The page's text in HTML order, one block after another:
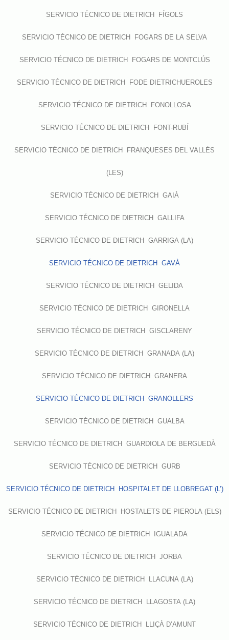
SERVICIO TÉCNICO DE DIETRICH FÍGOLS
SERVICIO TÉCNICO DE DIETRICH FOGARS DE LA SELVA
SERVICIO TÉCNICO DE DIETRICH FOGARS DE MONTCLÚS
SERVICIO TÉCNICO DE DIETRICH FODE DIETRICHUEROLES
SERVICIO TÉCNICO DE DIETRICH FONOLLOSA
SERVICIO TÉCNICO DE DIETRICH FONT-RUBÍ
SERVICIO TÉCNICO DE DIETRICH FRANQUESES DEL VALLÈS
(LES)
SERVICIO TÉCNICO DE DIETRICH GAIÀ
SERVICIO TÉCNICO DE DIETRICH GALLIFA
SERVICIO TÉCNICO DE DIETRICH GARRIGA (LA)
SERVICIO TÉCNICO DE DIETRICH GAVÀ
SERVICIO TÉCNICO DE DIETRICH GELIDA
SERVICIO TÉCNICO DE DIETRICH GIRONELLA
SERVICIO TÉCNICO DE DIETRICH GISCLARENY
SERVICIO TÉCNICO DE DIETRICH GRANADA (LA)
SERVICIO TÉCNICO DE DIETRICH GRANERA
SERVICIO TÉCNICO DE DIETRICH GRANOLLERS
SERVICIO TÉCNICO DE DIETRICH GUALBA
SERVICIO TÉCNICO DE DIETRICH GUARDIOLA DE BERGUEDÀ
SERVICIO TÉCNICO DE DIETRICH GURB
SERVICIO TÉCNICO DE DIETRICH HOSPITALET DE LLOBREGAT (L’)
SERVICIO TÉCNICO DE DIETRICH HOSTALETS DE PIEROLA (ELS)
SERVICIO TÉCNICO DE DIETRICH IGUALADA
SERVICIO TÉCNICO DE DIETRICH JORBA
SERVICIO TÉCNICO DE DIETRICH LLACUNA (LA)
SERVICIO TÉCNICO DE DIETRICH LLAGOSTA (LA)
SERVICIO TÉCNICO DE DIETRICH LLIÇÀ D’AMUNT